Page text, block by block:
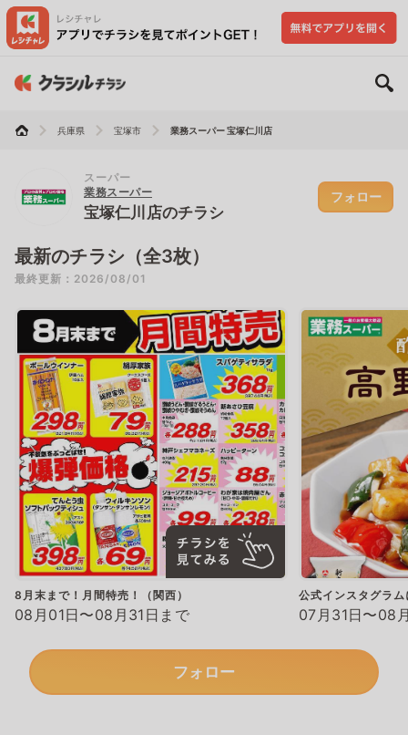
兵庫県 宝塚市 業務スーパー 宝塚仁川店
スーパー
業務スーパー
宝塚仁川店のチラシ
フォロー
最新のチラシ（全3枚）
最終更新：2026/08/01
8月末まで！月間特売！（関西）
08月01日〜08月31日まで
公式インスタグラ
07月31日〜08
フォロー